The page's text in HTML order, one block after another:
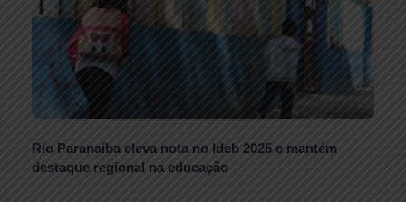
Rio Paranaíba eleva nota no Ideb 2025 e mantém
destaque regional na educação